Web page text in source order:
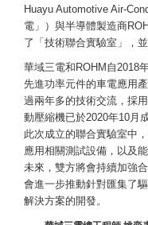
Huayu Automotive Air-
電」）與半導體製造商
了「技術聯合實驗室」，
華域三電和ROHM自2018
先進功率元件的車電應用
過兩年多的技術交流，採
動壓縮機已於2020年10月
此次成立的聯合實驗室中
應用相關測試設備，以及
未來，雙方將會持續加強
會進一步推動針對匯集了
解決方案的開發。